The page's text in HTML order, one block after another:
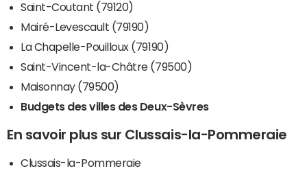
Saint-Coutant (79120)
Mairé-Levescault (79190)
La Chapelle-Pouilloux (79190)
Saint-Vincent-la-Châtre (79500)
Maisonnay (79500)
Budgets des villes des Deux-Sèvres
En savoir plus sur Clussais-la-Pommeraie
Clussais-la-Pommeraie